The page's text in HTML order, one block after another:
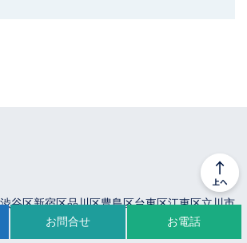
渋谷区新宿区品川区豊島区台東区江東区立川市
お問合せ お電話